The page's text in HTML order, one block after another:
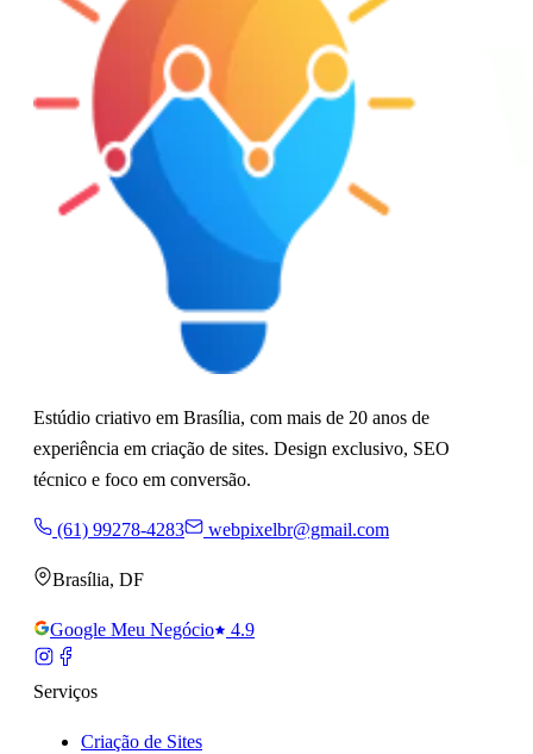
Estúdio criativo em Brasília, com mais de 20 anos de
experiência em criação de sites. Design exclusivo, SEO
técnico e foco em conversão.
(61) 99278-4283 webpixelbr@gmail.com
Brasília, DF
Google Meu Negócio 4.9
Serviços
Criação de Sites